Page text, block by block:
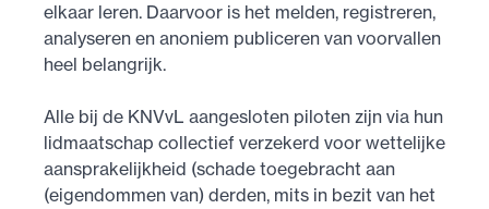
elkaar leren. Daarvoor is het melden, registreren,
analyseren en anoniem publiceren van voorvallen
heel belangrijk.
Alle bij de KNVvL aangesloten piloten zijn via hun
lidmaatschap collectief verzekerd voor wettelijke
aansprakelijkheid (schade toegebracht aan
(eigendommen van) derden, mits in bezit van het